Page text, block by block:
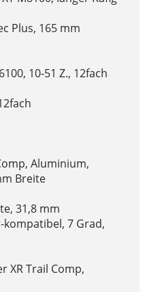
Plus, 165 mm
10-51 Z., 12fach
Aluminium,
Breite
31,8 mm
7 Grad,
XR Trail Comp,